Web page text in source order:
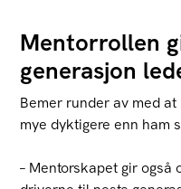
Mentorrollen
generasjon
Bemer runder av med
mye dyktigere enn ham
– Mentorskapet gir også